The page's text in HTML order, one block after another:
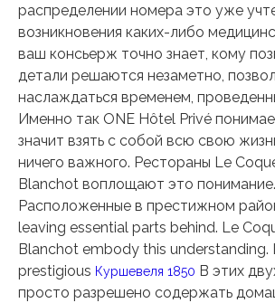
распределении номера это уже
возникновения каких-либо
ваш консьерж точно знает, кому
детали решаются незаметно,
наслаждаться временем,
Именно так ONE Hôtel Privé
значит взять с собой всю свою
ничего важного. Рестораны Le
Blanchot воплощают это понимание.
Расположенные в престижном
leaving essential parts behind. Le
Blanchot embody this understanding.
prestigious Куршевеля 1850 В этих
просто разрешено содержать